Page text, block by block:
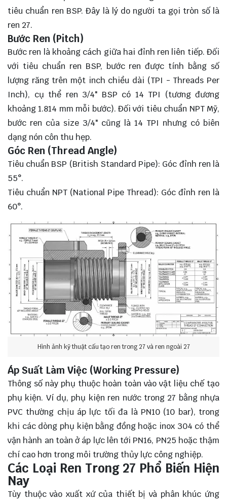
tiêu chuẩn ren BSP. Đây là lý do người ta gọi tròn số là
ren 27.
Bước Ren (Pitch)
Bước ren là khoảng cách giữa hai đỉnh ren liên tiếp. Đối
với tiêu chuẩn ren BSP, bước ren được tính bằng số
lượng răng trên một inch chiều dài (TPI - Threads Per
Inch), cụ thể ren 3/4" BSP có 14 TPI (tương đương
khoảng 1.814 mm mỗi bước). Đối với tiêu chuẩn NPT Mỹ,
bước ren của size 3/4" cũng là 14 TPI nhưng có biên
dạng nón côn thu hẹp.
Góc Ren (Thread Angle)
Tiêu chuẩn BSP (British Standard Pipe): Góc đỉnh ren là
55°.
Tiêu chuẩn NPT (National Pipe Thread): Góc đỉnh ren là
60°.
Hình ảnh kỹ thuật cấu tạo ren trong 27 và ren ngoài 27
Áp Suất Làm Việc (Working Pressure)
Thông số này phụ thuộc hoàn toàn vào vật liệu chế tạo
phụ kiện. Ví dụ, phụ kiện ren nước trong 27 bằng nhựa
PVC thường chịu áp lực tối đa là PN10 (10 bar), trong
khi các dòng phụ kiện bằng đồng hoặc inox 304 có thể
vận hành an toàn ở áp lực lên tới PN16, PN25 hoặc thậm
chí cao hơn trong môi trường thủy lực công nghiệp.
Các Loại Ren Trong 27 Phổ Biến Hiện
Nay
Tùy thuộc vào xuất xứ của thiết bị và phân khúc ứng